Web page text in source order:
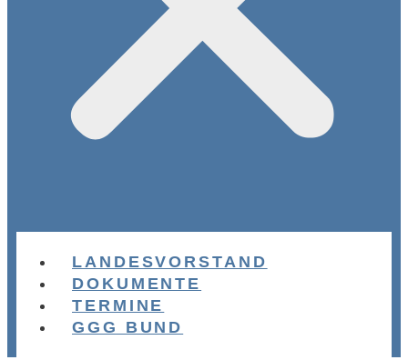
LANDESVORSTAND
DOKUMENTE
TERMINE
GGG BUND